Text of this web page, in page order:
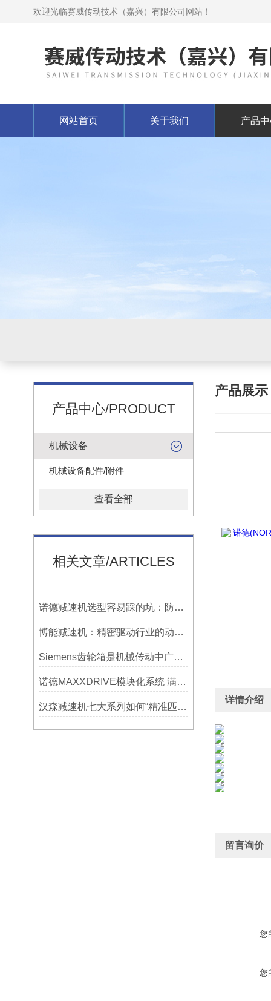
欢迎光临赛威传动技术（嘉兴）有限公司网站！
网站首页 关于我们 产品
产品中心/PRODUCT
机械设备
机械设备配件/附件
查看全部
相关文章/ARTICLES
诺德减速机选型容易踩的坑：防水等级选低了，户外用半年就废
博能减速机：精密驱动行业的动力源泉
Siemens齿轮箱是机械传动中广泛应用的部件
诺德MAXXDRIVE模块化系统 满足高要求的重型驱动系统
汉森减速机七大系列如何“精准匹配”应用场景
产品展示
详情介绍
留言询价
您
您